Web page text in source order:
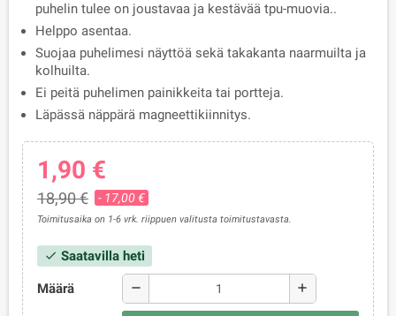
puhelin tulee on joustavaa ja kestävää tpu-muovia..
Helppo asentaa.
Suojaa puhelimesi näyttöä sekä takakanta naarmuilta ja
kolhuilta.
Ei peitä puhelimen painikkeita tai portteja.
Läpässä näppärä magneettikiinnitys.
1,90 €
18,90 € - 17,00 €
Toimitusaika on 1-6 vrk. riippuen valitusta toimitustavasta.
check Saatavilla heti
Määrä remove add